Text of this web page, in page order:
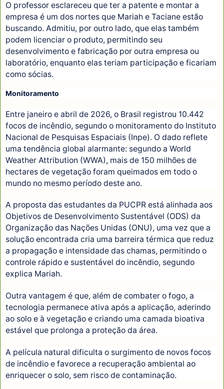
O professor esclareceu que ter a patente e montar a
empresa é um dos nortes que Mariah e Taciane estão
buscando. Admitiu, por outro lado, que elas também
podem licenciar o produto, permitindo seu
desenvolvimento e fabricação por outra empresa ou
laboratório, enquanto elas teriam participação e ficariam
como sócias.
Monitoramento
Entre janeiro e abril de 2026, o Brasil registrou 10.442
focos de incêndio, segundo o monitoramento do Instituto
Nacional de Pesquisas Espaciais (Inpe). O dado reflete
uma tendência global alarmante: segundo a World
Weather Attribution (WWA), mais de 150 milhões de
hectares de vegetação foram queimados em todo o
mundo no mesmo período deste ano.
A proposta das estudantes da PUCPR está alinhada aos
Objetivos de Desenvolvimento Sustentável (ODS) da
Organização das Nações Unidas (ONU), uma vez que a
solução encontrada cria uma barreira térmica que reduz
a propagação e intensidade das chamas, permitindo o
controle rápido e sustentável do incêndio, segundo
explica Mariah.
Outra vantagem é que, além de combater o fogo, a
tecnologia permanece ativa após a aplicação, aderindo
ao solo e à vegetação e criando uma camada bioativa
estável que prolonga a proteção da área.
A película natural dificulta o surgimento de novos focos
de incêndio e favorece a recuperação ambiental ao
enriquecer o solo, sem risco de contaminação.